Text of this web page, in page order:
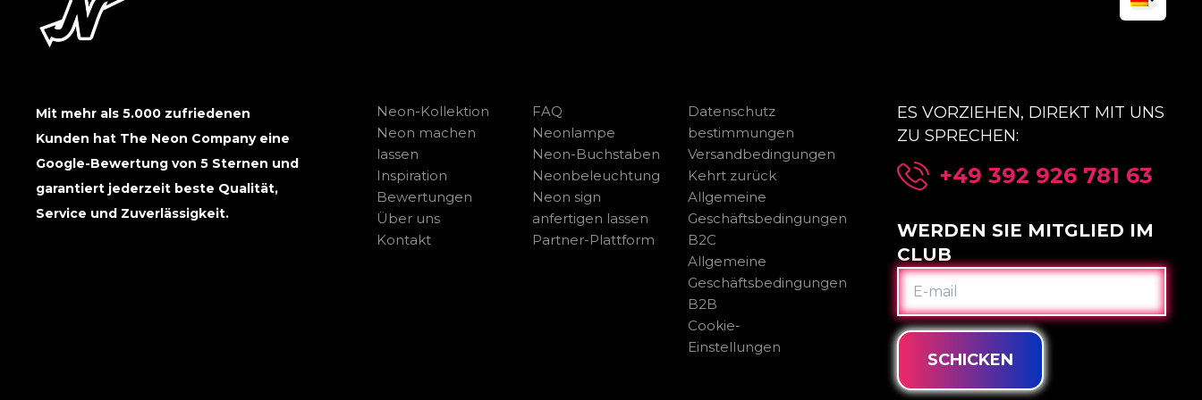
Mit mehr als 5.000 zufriedenen
Kunden hat The Neon Company eine
Google-Bewertung von 5 Sternen und
garantiert jederzeit beste Qualität,
Service und Zuverlässigkeit.
Neon-Kollektion
Neon machen
lassen
Inspiration
Bewertungen
Über uns
Kontakt
FAQ
Neonlampe
Neon-Buchstaben
Neonbeleuchtung
Neon sign
anfertigen lassen
Partner-Plattform
Datenschutz
bestimmungen
Versandbedingungen
Kehrt zurück
Allgemeine
Geschäftsbedingungen
B2C
Allgemeine
Geschäftsbedingungen
B2B
Cookie-
Einstellungen
ES VORZIEHEN, DIREKT MIT UNS
ZU SPRECHEN:
+49 392 926 781 63
WERDEN SIE MITGLIED IM
CLUB
E-
MAIL
SCHICKEN